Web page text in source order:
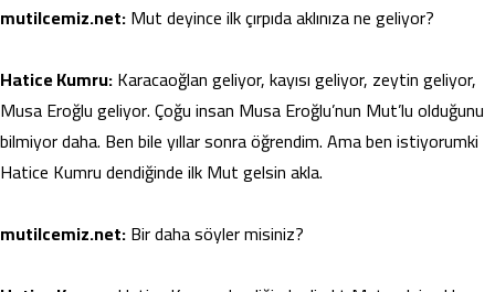
mutilcemiz.net:Mut deyince ilk çırpıda aklınıza ne geliyor?
Hatice Kumru:Karacaoğlan geliyor, kayısı geliyor, zeytin geliyor,
Musa Eroğlu geliyor. Çoğu insan Musa Eroğlu’nun Mut’lu olduğunu
bilmiyor daha. Ben bile yıllar sonra öğrendim. Ama ben istiyorumki
Hatice Kumru dendiğinde ilk Mut gelsin akla.
mutilcemiz.net:Bir daha söyler misiniz?